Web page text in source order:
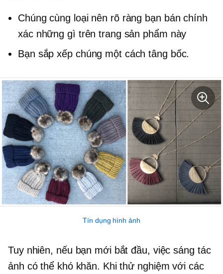
Chúng cùng loại nên rõ ràng bạn bán chính
xác những gì trên trang sản phẩm này
Bạn sắp xếp chúng một cách tâng bốc.
Tín dụng hình ảnh
Tuy nhiên, nếu bạn mới bắt đầu, việc sáng tác
ảnh có thể khó khăn. Khi thử nghiệm với các